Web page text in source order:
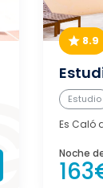
8.9
Estudio
Es Caló
Noche